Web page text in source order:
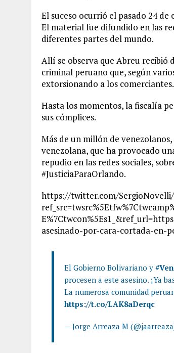
El suceso ocurrió el pasado 24
El material fue difundido en las
diferentes partes del mundo.
Allí se observa que Abreu recibió
criminal peruano que, según
extorsionando a los comerciantes.
Hasta los momentos, la fiscalía
sus cómplices.
Más de un millón de
venezolana, que ha provocado
repudio en las redes sociales,
#JusticiaParaOrlando.
https://twitter.com/SergioNovelli/
asesinado-por-cara-cortada-en-
El Gobierno Bolivariano y
procesen a este asesino. ¡Ya
La numerosa comunidad
https://t.co/LAK8aDerqc
— Jorge Arreaza M